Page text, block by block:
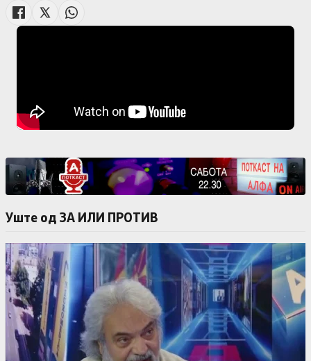
Уште од ЗА ИЛИ ПРОТИВ